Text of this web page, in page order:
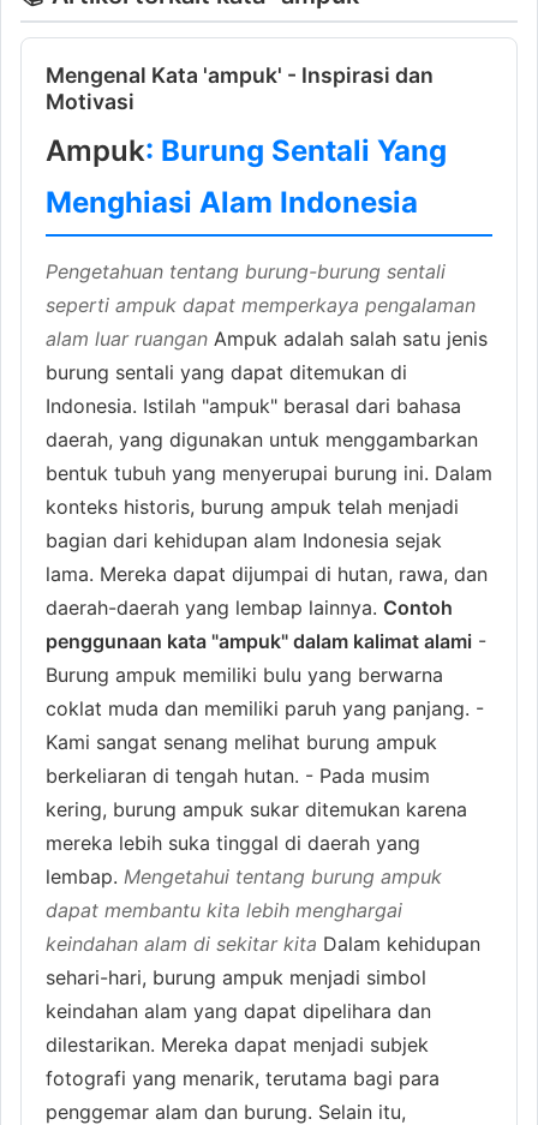
Mengenal Kata 'ampuk' - Inspirasi dan
Motivasi
Ampuk: Burung Sentali Yang
Menghiasi Alam Indonesia
Pengetahuan tentang burung-burung sentali
seperti ampuk dapat memperkaya pengalaman
alam luar ruangan Ampuk adalah salah satu jenis
burung sentali yang dapat ditemukan di
Indonesia. Istilah "ampuk" berasal dari bahasa
daerah, yang digunakan untuk menggambarkan
bentuk tubuh yang menyerupai burung ini. Dalam
konteks historis, burung ampuk telah menjadi
bagian dari kehidupan alam Indonesia sejak
lama. Mereka dapat dijumpai di hutan, rawa, dan
daerah-daerah yang lembap lainnya. Contoh
penggunaan kata "ampuk" dalam kalimat alami -
Burung ampuk memiliki bulu yang berwarna
coklat muda dan memiliki paruh yang panjang. -
Kami sangat senang melihat burung ampuk
berkeliaran di tengah hutan. - Pada musim
kering, burung ampuk sukar ditemukan karena
mereka lebih suka tinggal di daerah yang
lembap. Mengetahui tentang burung ampuk
dapat membantu kita lebih menghargai
keindahan alam di sekitar kita Dalam kehidupan
sehari-hari, burung ampuk menjadi simbol
keindahan alam yang dapat dipelihara dan
dilestarikan. Mereka dapat menjadi subjek
fotografi yang menarik, terutama bagi para
penggemar alam dan burung. Selain itu,